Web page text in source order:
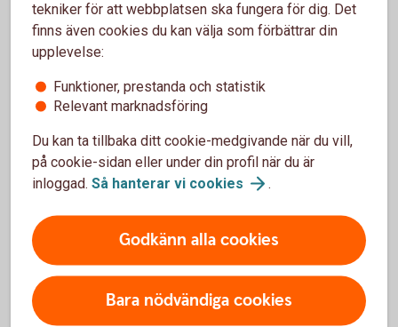
Young adults charging an electric car after soccer practice
Sponsring
Vi har en lång tradition av att vara sponsor till det
tekniker för att webbplatsen ska fungera för dig. Det
finns även cookies du kan välja som förbättrar din
upplevelse:
Funktioner, prestanda och statistik
Relevant marknadsföring
Du kan ta tillbaka ditt cookie-medgivande när du vill,
på cookie-sidan eller under din profil när du är
inloggad. Så hanterar vi cookies .
Godkänn alla cookies
Bara nödvändiga cookies